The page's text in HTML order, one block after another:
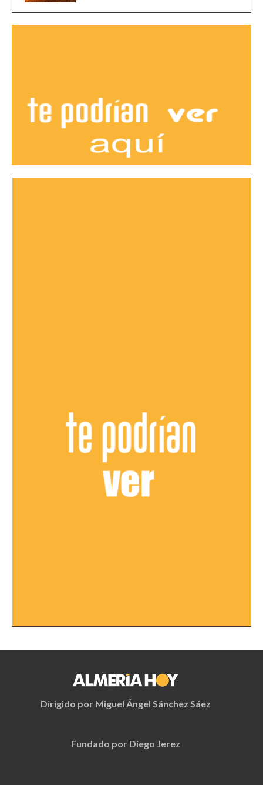
Dirigido por Miguel Ángel Sánchez Sáez
Fundado por Diego Jerez